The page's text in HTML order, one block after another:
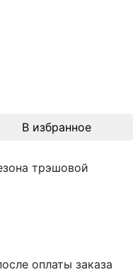
В избранное
трэшовой
оплаты заказа